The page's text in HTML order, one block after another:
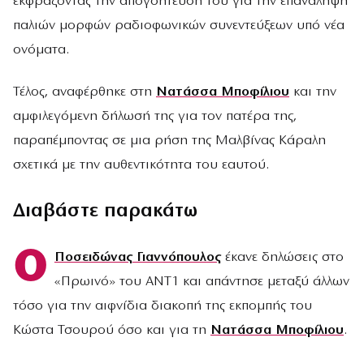
παλιών μορφών ραδιοφωνικών συνεντεύξεων υπό νέα
ονόματα.
Τέλος, αναφέρθηκε στη Νατάσσα Μποφίλιου και την
αμφιλεγόμενη δήλωσή της για τον πατέρα της,
παραπέμποντας σε μια ρήση της Μαλβίνας Κάραλη
σχετικά με την αυθεντικότητα του εαυτού.
Διαβάστε παρακάτω
Ο Ποσειδώνας Γιαννόπουλοςέκανε δηλώσεις στο
«Πρωινό» του ANT1 και απάντησε μεταξύ άλλων
τόσο για την αιφνίδια διακοπή της εκπομπής του
Κώστα Τσουρού όσο και για τη Νατάσσα Μποφίλιου.